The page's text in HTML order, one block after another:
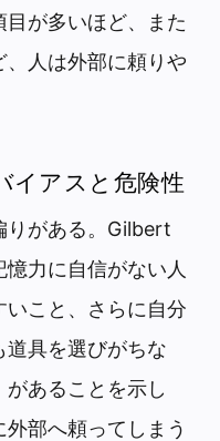
が多いほど、また
人は外部に頼りや
イアスと危険性
りがある。Gilbert
力に自信がない人
こと、さらに自分
具を選びがちな
があることを示し
部へ頼ってしまう